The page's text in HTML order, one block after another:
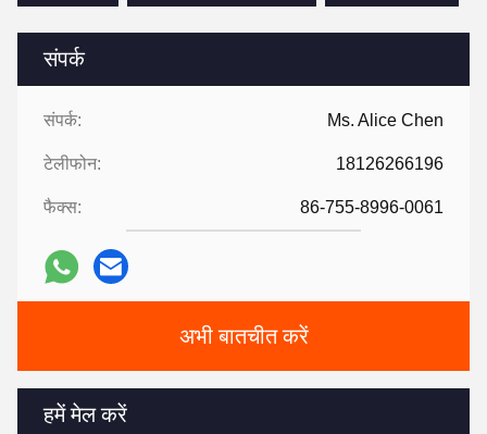
संपर्क
संपर्क: Ms. Alice Chen
टेलीफोन: 18126266196
फैक्स: 86-755-8996-0061
अभी बातचीत करें
हमें मेल करें